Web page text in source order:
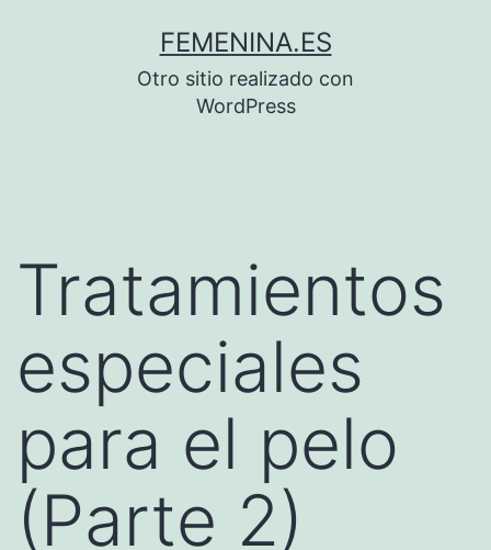
FEMENINA.ES
Otro sitio realizado con
WordPress
Tratamientos
especiales
para el pelo
(Parte 2)